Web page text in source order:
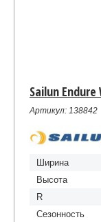
Sailun Endure
Артикул: 138842
Ширина
Высота
R
Сезонность